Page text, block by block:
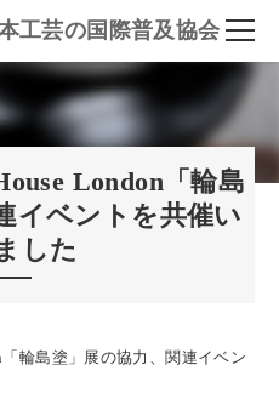
工芸の国際普及協会
London「輪島
イベントを共催い
した
輪島塗」展の協力、関連イベン